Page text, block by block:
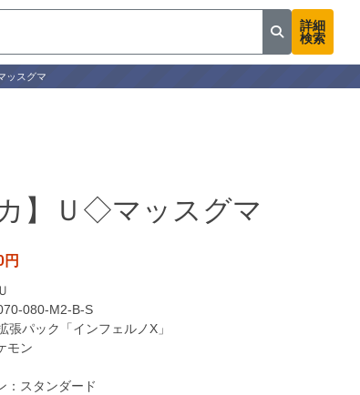
詳細
検索
ッスグマ
カ】Ｕ◇マッスグマ
Ｕ
080-M2-B-S
張パック「インフェルノX」
モン
： スタンダード